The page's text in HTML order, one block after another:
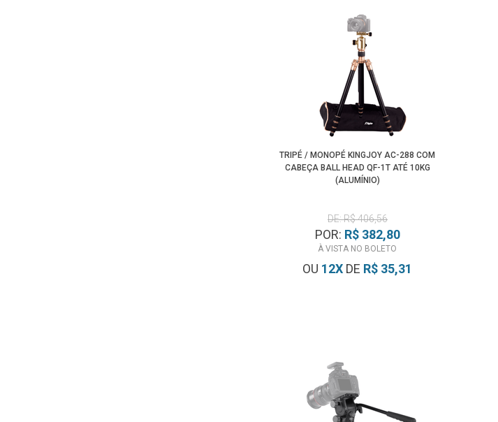
TRIPÉ / MONOPÉ KINGJOY AC-288 COM
CABEÇA BALL HEAD QF-1T ATÉ 10KG
(ALUMÍNIO)
DE: R$ 406,56
POR: R$ 382,80
À VISTA NO BOLETO
OU 12X DE R$ 35,31